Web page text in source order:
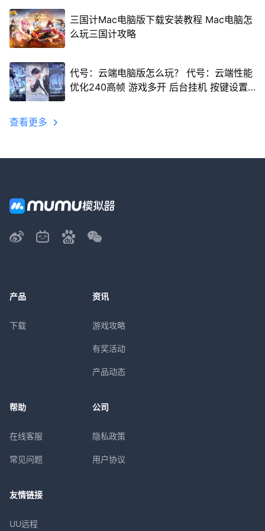
三国计Mac电脑版下载安装教程 Mac电脑怎
么玩三国计攻略
代号：云端电脑版怎么玩？ 代号：云端性能
优化240高帧 游戏多开 后台挂机 按键设置
查看更多
产品
下载
资讯
游戏攻略
有奖活动
产品动态
帮助
在线客服
常见问题
公司
隐私政策
用户协议
友情链接
UU远程